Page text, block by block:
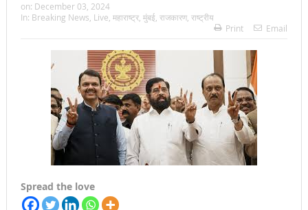
on: December 03, 2024
In: Breaking News Live महाराष्ट्र, मुंबई राजकारण, राष्ट्रीय
Print
Email
Spread the love